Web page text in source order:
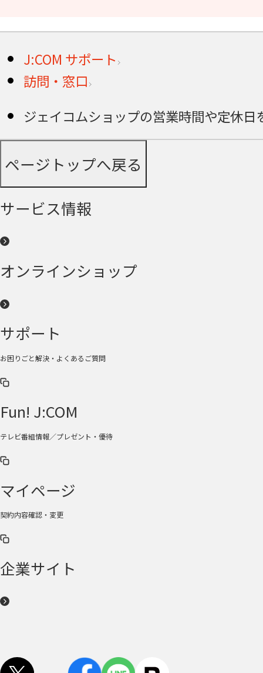
J:COM サポート
訪問・窓口
ジェイコムショップの営業時間や定休日
ページトップへ戻る
サービス情報
オンラインショップ
サポート
お困りごと解決・よくあるご質問
Fun! J:COM
テレビ番組情報／プレゼント・優待
マイページ
契約内容確認・変更
企業サイト